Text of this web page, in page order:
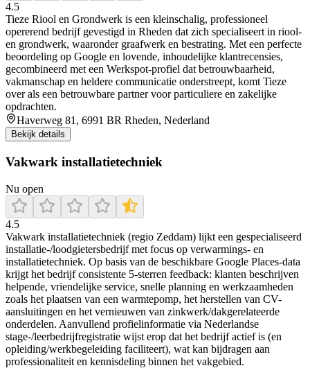
4.5
Tieze Riool en Grondwerk is een kleinschalig, professioneel
opererend bedrijf gevestigd in Rheden dat zich specialiseert in riool-
en grondwerk, waaronder graafwerk en bestrating. Met een perfecte
beoordeling op Google en lovende, inhoudelijke klantrecensies,
gecombineerd met een Werkspot-profiel dat betrouwbaarheid,
vakmanschap en heldere communicatie onderstreept, komt Tieze
over als een betrouwbare partner voor particuliere en zakelijke
opdrachten.
Haverweg 81, 6991 BR Rheden, Nederland
Bekijk details
Vakwark installatietechniek
Nu open
4.5
Vakwark installatietechniek (regio Zeddam) lijkt een gespecialiseerd
installatie-/loodgietersbedrijf met focus op verwarmings- en
installatietechniek. Op basis van de beschikbare Google Places-data
krijgt het bedrijf consistente 5-sterren feedback: klanten beschrijven
helpende, vriendelijke service, snelle planning en werkzaamheden
zoals het plaatsen van een warmtepomp, het herstellen van CV-
aansluitingen en het vernieuwen van zinkwerk/dakgerelateerde
onderdelen. Aanvullend profielinformatie via Nederlandse
stage-/leerbedrijfregistratie wijst erop dat het bedrijf actief is (en
opleiding/werkbegeleiding faciliteert), wat kan bijdragen aan
professionaliteit en kennisdeling binnen het vakgebied.